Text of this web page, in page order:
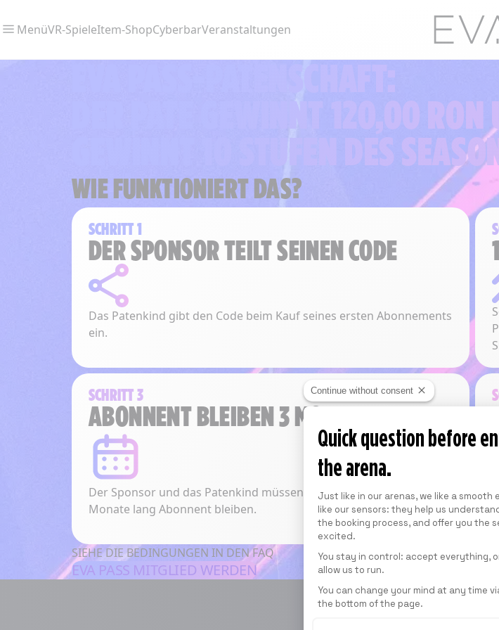
Continue without consent
Quick question before
the arena.
Consent Management
Just like in our arenas, we like a smooth
like our sensors: they help us
the booking process, and offer you the
excited.
You stay in control: accept everything,
allow us to run.
You can change your mind at any time
the bottom of the page.
MenüVR-SpieleItem-ShopCyberbarVeranstaltungen
DER PATE GEWINNT 120,00
GEWINNT 10 STUFEN DES
WIE FUNKTIONIERT DAS?
SCHRITT 1
DER SPONSOR TEILT SEINEN CODE
Das Patenkind gibt den Code beim Kauf seines ersten Abonnements
ein.
SCHRITT 3
ABONNENT BLEIBEN 3 MONATE
Der Sponsor und das Patenkind müssen drei aufeinanderfolgende
Monate lang Abonnent bleiben.
SIEHE DIE BEDINGUNGEN IN DEN FAQ
EVA PASS MITGLIED WERDEN